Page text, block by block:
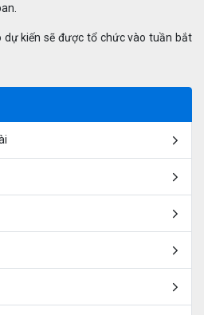
dự kiến sẽ được tổ chức vào tuần bắt